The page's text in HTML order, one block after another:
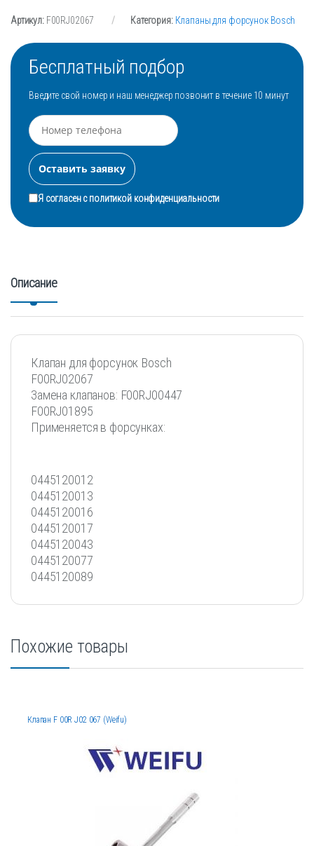
Артикул: F00RJ02067 Категория: Клапаны для форсунок Bosch
Бесплатный подбор
Введите свой номер и наш менеджер позвонит в течение 10 минут
Я согласен сполитикой конфиденциальности
Описание
Клапан для форсунок Bosch
F00RJ02067
Замена клапанов: F00RJ00447
F00RJ01895
Применяется в форсунках:
0445120012
0445120013
0445120016
0445120017
0445120043
0445120077
0445120089
Похожие товары
Клапан F 00R J02 067 (Weifu)